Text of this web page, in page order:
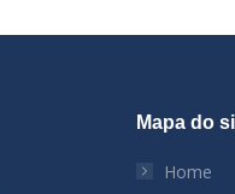
Mapa do
Home